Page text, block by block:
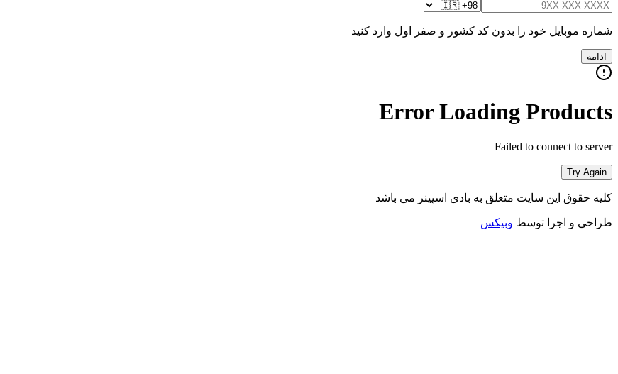
شماره موبایل خود را بدون کد کشور و صفر اول وارد کنید
ادامه
Error Loading Products
Failed to connect to server
Try Again
کلیه حقوق این سایت متعلق به بادی اسپینر می باشد
طراحی و اجرا توسط وبیکس